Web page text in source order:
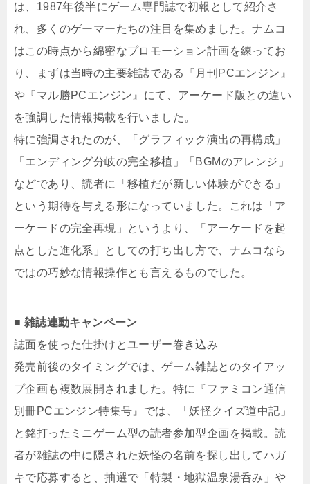
は、1987年後半にゲーム専門誌で初報として紹介さ
れ、多くのゲーマーたちの注目を集めました。ナムコ
はこの時点から綿密なプロモーション計画を練ってお
り、まずは当時の主要雑誌である『月刊PCエンジン』
や『マル勝PCエンジン』にて、アーケード版との違い
を強調した情報掲載を行いました。
特に強調されたのが、「グラフィック演出の再構成」
「エンディング分岐の完全移植」「BGMのアレンジ」
などであり、読者に「移植だが新しい体験ができる」
という期待を与える形になっていました。これは「ア
ーケードの完全再現」というより、「アーケードを起
点とした進化系」としての打ち出し方で、ナムコなら
ではの巧妙な情報操作とも言えるものでした。
■ 雑誌連動キャンペーン
誌面を使った仕掛けとユーザー巻き込み
発売前後のタイミングでは、ゲーム雑誌とのタイアッ
プ企画も複数展開されました。特に『ファミコン通信
別冊PCエンジン特集号』では、「妖怪クイズ道中記」
と銘打ったミニゲーム型の読者参加型企画を掲載。読
者が雑誌の中に隠された妖怪の名前を探し出してハガ
キで応募すると、抽選で「特製・地獄温泉湯呑み」や